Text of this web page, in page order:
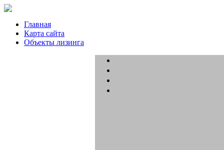
Главная
Карта сайта
Объекты лизинга